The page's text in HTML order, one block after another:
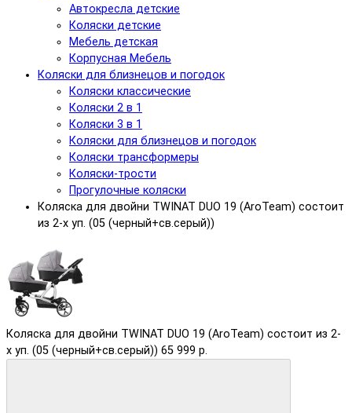
Автокресла детские
Коляски детские
Мебель детская
Корпусная Мебель
Коляски для близнецов и погодок
Коляски классические
Коляски 2 в 1
Коляски 3 в 1
Коляски для близнецов и погодок
Коляски трансформеры
Коляски-трости
Прогулочные коляски
Коляска для двойни TWINAT DUO 19 (AroTeam) состоит
из 2-х уп. (05 (черный+св.серый))
Коляска для двойни TWINAT DUO 19 (AroTeam) состоит из 2-
х уп. (05 (черный+св.серый)) 65 999 р.